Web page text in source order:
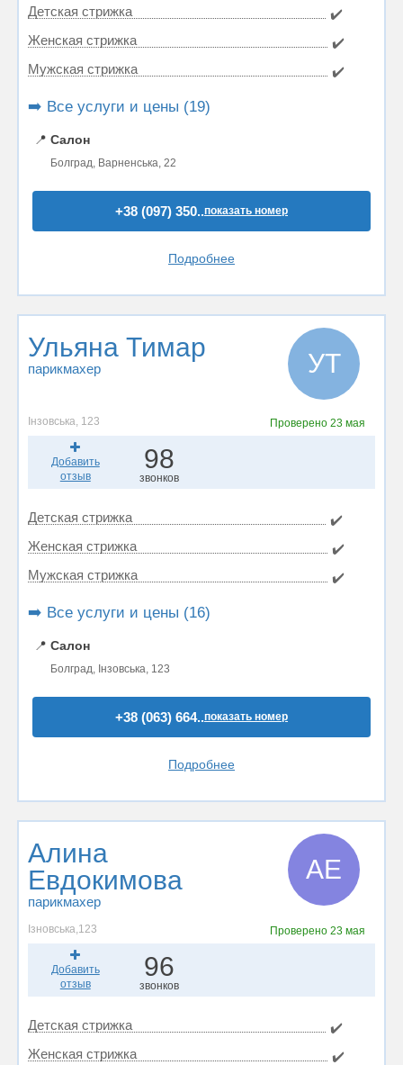
Детская стрижка
✔️
Женская стрижка
✔️
Мужская стрижка
✔️
➡️ Все услуги и цены (19)
📍 Салон
Болград, Варненська, 22
+38 (097) 350..показать номер
Подробнее
Ульяна Тимар
парикмахер УТ
Інзовська, 123 Проверено 23 мая
Добавить
отзыв
98
звонков
Детская стрижка
✔️
Женская стрижка
✔️
Мужская стрижка
✔️
➡️ Все услуги и цены (16)
📍 Салон
Болград, Інзовська, 123
+38 (063) 664..показать номер
Подробнее
Алина
Евдокимова
парикмахер
АЕ
Ізновська,123 Проверено 23 мая
Добавить
отзыв
96
звонков
Детская стрижка
✔️
Женская стрижка
✔️